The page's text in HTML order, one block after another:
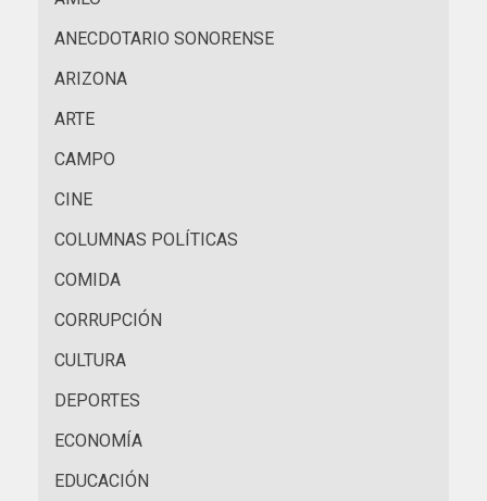
ANECDOTARIO SONORENSE
ARIZONA
ARTE
CAMPO
CINE
COLUMNAS POLÍTICAS
COMIDA
CORRUPCIÓN
CULTURA
DEPORTES
ECONOMÍA
EDUCACIÓN